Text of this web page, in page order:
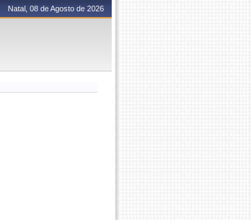
Natal, 08 de Agosto de 2026